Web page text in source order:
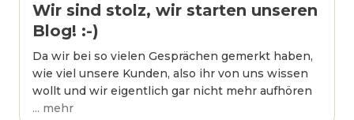
Wir sind stolz, wir starten unseren
Blog! :-)
Da wir bei so vielen Gesprächen gemerkt haben,
wie viel unsere Kunden, also ihr von uns wissen
wollt und wir eigentlich gar nicht mehr aufhören
... mehr